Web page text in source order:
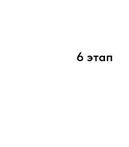
6 этап